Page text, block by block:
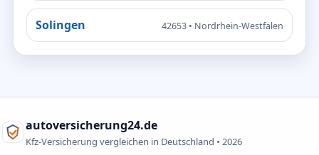
Solingen 42653 • Nordrhein-Westfalen
autoversicherung24.de
Kfz-Versicherung vergleichen in Deutschland • 2026